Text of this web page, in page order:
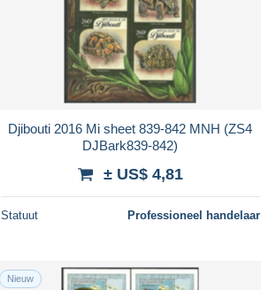
Djibouti 2016 Mi sheet 839-842 MNH (ZS4
DJBark839-842)
± US$ 4,81
Statuut Professioneel handelaar
Nieuw